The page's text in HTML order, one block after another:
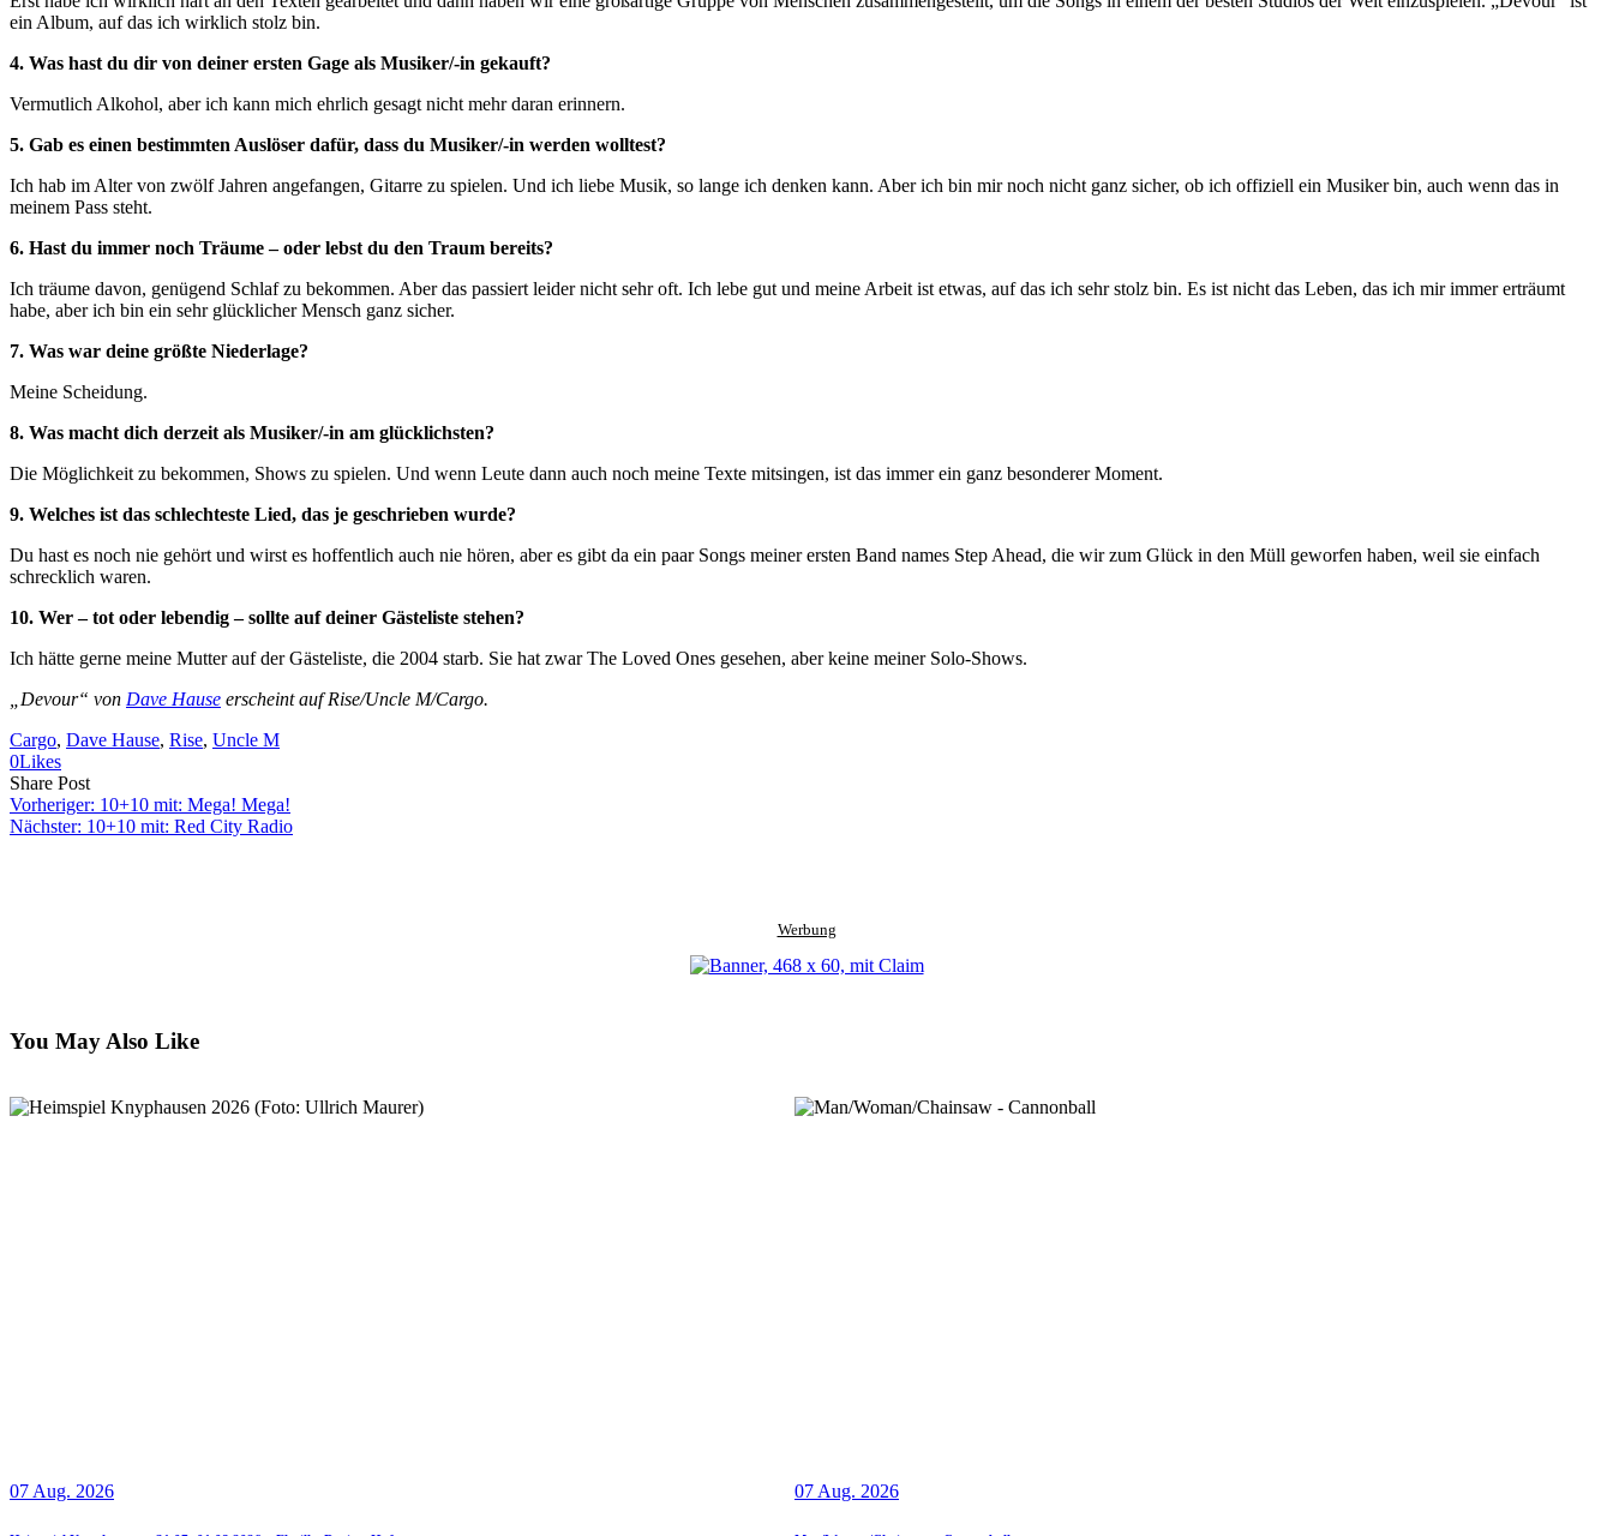
ein Album, auf das ich wirklich stolz bin.
4. Was hast du dir von deiner ersten Gage als Musiker/-in gekauft?
Vermutlich Alkohol, aber ich kann mich ehrlich gesagt nicht mehr daran erinnern.
5. Gab es einen bestimmten Auslöser dafür, dass du Musiker/-in werden wolltest?
Ich hab im Alter von zwölf Jahren angefangen, Gitarre zu spielen. Und ich liebe Musik, so lange ich denken kann. Aber ich bin mir noch nicht ganz sicher, ob ich offiziell ein Musiker bin, auch wenn das in
meinem Pass steht.
6. Hast du immer noch Träume – oder lebst du den Traum bereits?
Ich träume davon, genügend Schlaf zu bekommen. Aber das passiert leider nicht sehr oft. Ich lebe gut und meine Arbeit ist etwas, auf das ich sehr stolz bin. Es ist nicht das Leben, das ich mir immer erträumt
habe, aber ich bin ein sehr glücklicher Mensch ganz sicher.
7. Was war deine größte Niederlage?
Meine Scheidung.
8. Was macht dich derzeit als Musiker/-in am glücklichsten?
Die Möglichkeit zu bekommen, Shows zu spielen. Und wenn Leute dann auch noch meine Texte mitsingen, ist das immer ein ganz besonderer Moment.
9. Welches ist das schlechteste Lied, das je geschrieben wurde?
Du hast es noch nie gehört und wirst es hoffentlich auch nie hören, aber es gibt da ein paar Songs meiner ersten Band names Step Ahead, die wir zum Glück in den Müll geworfen haben, weil sie einfach
schrecklich waren.
10. Wer – tot oder lebendig – sollte auf deiner Gästeliste stehen?
Ich hätte gerne meine Mutter auf der Gästeliste, die 2004 starb. Sie hat zwar The Loved Ones gesehen, aber keine meiner Solo-Shows.
„Devour“ von Dave Hause erscheint auf Rise/Uncle M/Cargo.
Cargo, Dave Hause, Rise, Uncle M
0Likes
Share PostShare
on
Facebook
Copy
URL
to
Send
Link
via
Vorheriger: 10+10 mit: Mega! Mega!
Nächster: 10+10 mit: Red City Radio
Werbung
You May Also Like
07 Aug. 2026 07 Aug. 2026